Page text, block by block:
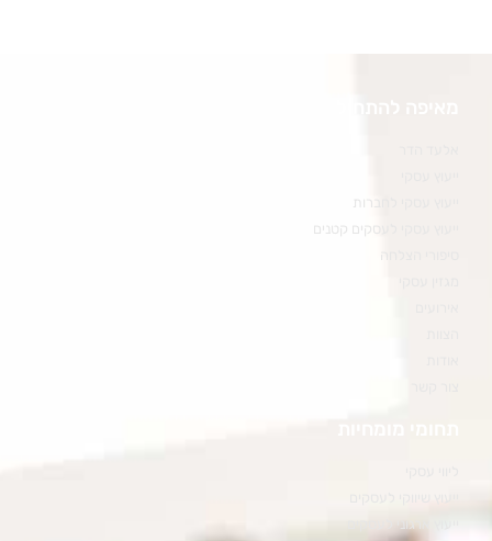
ייעוץ עסקי לחברות
ייעוץ עסקי לעסקים קטנים
ייעוץ ארגוני לעסקים